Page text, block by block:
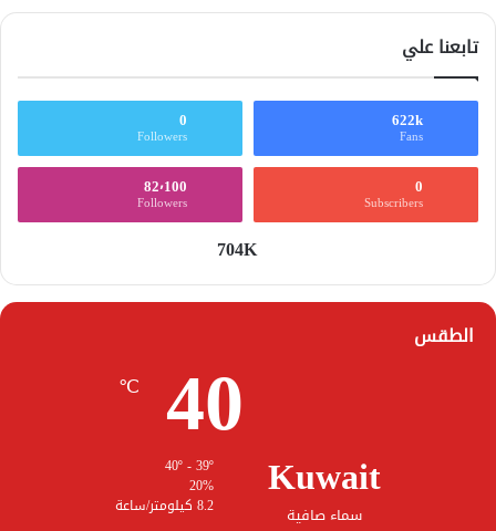
تابعنا علي
622k
Fans
0
Followers
0
Subscribers
82٬100
Followers
704K
الطقس
Kuwait
سماء صافية
40
℃
20%
8.2 كيلومتر/ساعة